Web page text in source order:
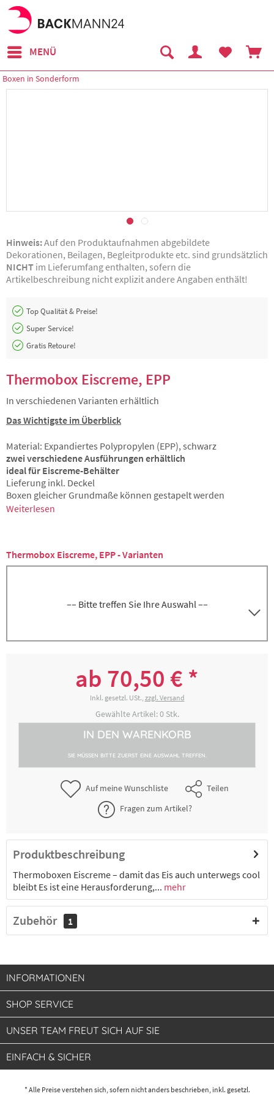
MENÜ
Boxen in Sonderform
Hinweis:Auf den Produktaufnahmen abgebildete
Dekorationen, Beilagen, Begleitprodukte etc. sind grundsätzlich
NICHT im Lieferumfang enthalten, sofern die
Artikelbeschreibung nicht explizit andere Angaben enthält!
Top Qualität & Preise!
Super Service!
Gratis Retoure!
Thermobox Eiscreme, EPP
In verschiedenen Varianten erhältlich
Das Wichtigste im Überblick
Material: Expandiertes Polypropylen (EPP), schwarz
zwei verschiedene Ausführungen erhältlich
ideal für Eiscreme-Behälter
Lieferung inkl. Deckel
Boxen gleicher Grundmaße können gestapelt werden
Weiterlesen
Thermobox Eiscreme, EPP - Varianten
–– Bitte treffen Sie Ihre Auswahl ––
8300006617
Box Eiscreme Extra, Nutzhöhe 36 cm, extra
hoher Deckel
ab 70,50 € *
Inkl. gesetzl. USt., zzgl. Versand
Gewählte Artikel:0Stk.
IN DEN WARENKORB
SIE MÜSSEN BITTE ZUERST EINE AUSWAHL TREFFEN.
Auf meine Wunschliste
Teilen
Fragen zum Artikel?
Produktbeschreibung
Thermoboxen Eiscreme – damit das Eis auch unterwegs cool
bleibt Es ist eine Herausforderung,... mehr
Zubehör 1
INFORMATIONEN
SHOP SERVICE
UNSER TEAM FREUT SICH AUF SIE
EINFACH & SICHER
* Alle Preise verstehen sich, sofern nicht anders beschrieben, inkl. gesetzl.